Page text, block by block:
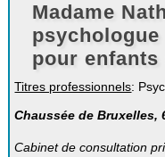
Madame
pour enfants
Titres professionnels:
Chaussée de Bruxelles,
Cabinet de consultation